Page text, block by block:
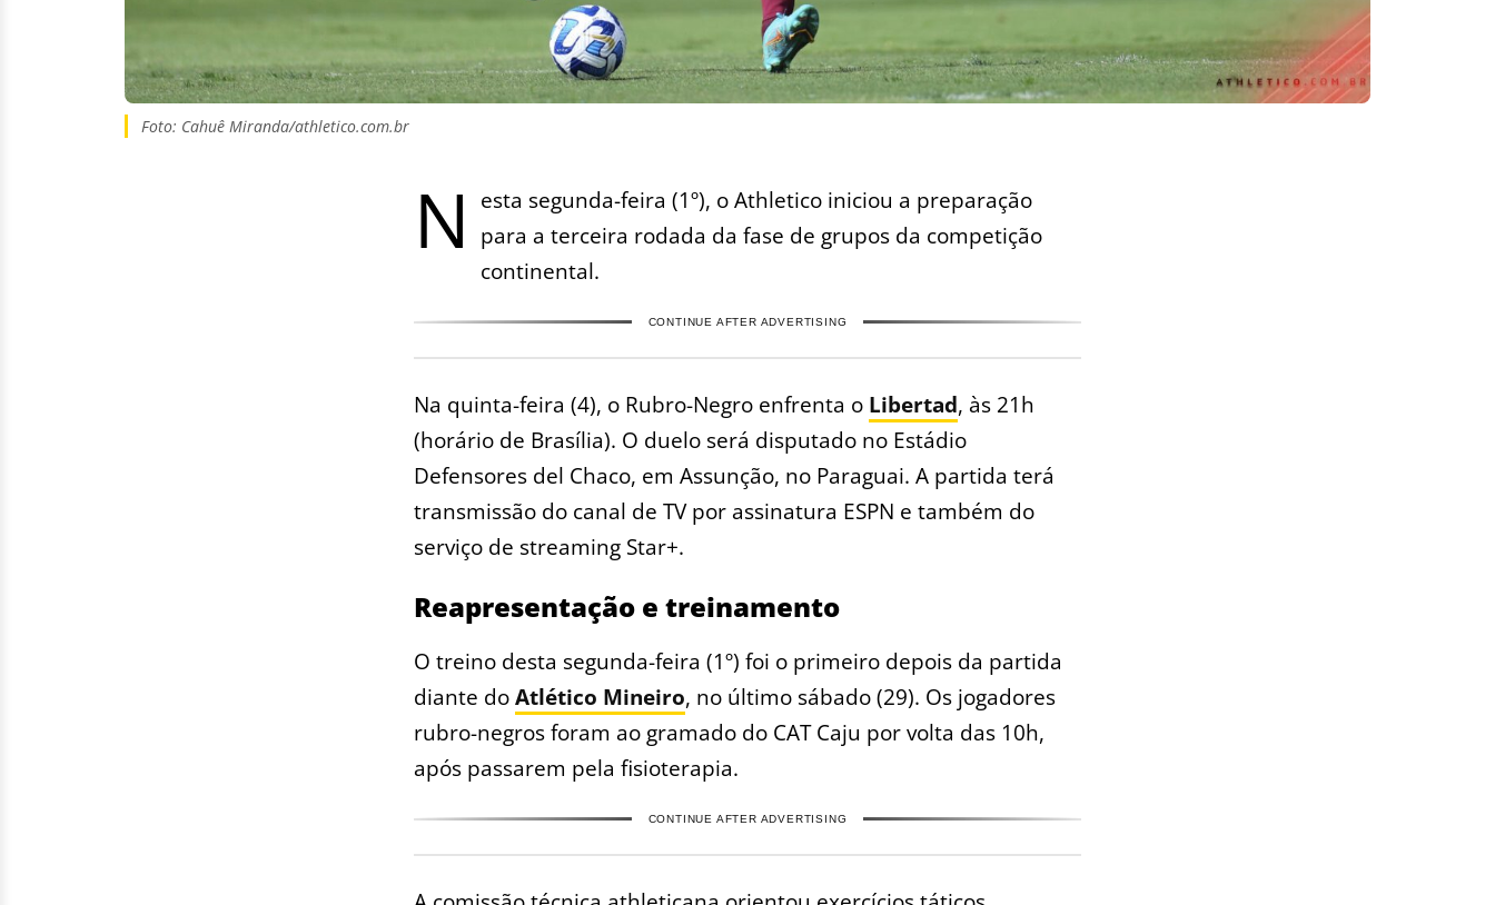
Foto: Cahuê Miranda/athletico.com.br
N
esta segunda-feira (1º), o Athletico iniciou a preparação
para a terceira rodada da fase de grupos da competição
continental.
CONTINUE AFTER ADVERTISING
Na quinta-feira (4), o Rubro-Negro enfrenta o Libertad, às 21h
(horário de Brasília). O duelo será disputado no Estádio
Defensores del Chaco, em Assunção, no Paraguai. A partida terá
transmissão do canal de TV por assinatura ESPN e também do
serviço de streaming Star+.
Reapresentação e treinamento
O treino desta segunda-feira (1º) foi o primeiro depois da partida
diante doAtlético Mineiro, no último sábado (29). Os jogadores
rubro-negros foram ao gramado do CAT Caju por volta das 10h,
após passarem pela fisioterapia.
CONTINUE AFTER ADVERTISING